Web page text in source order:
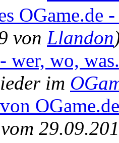
OGame.de -
von Llandon
wer, wo,
im
vom